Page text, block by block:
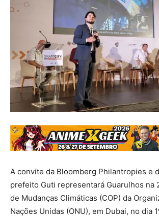
A convite da Bloomberg Philantropies e
prefeito Guti representará Guarulhos na
de Mudanças Climáticas (COP) da
Nações Unidas (ONU), em Dubai, no dia